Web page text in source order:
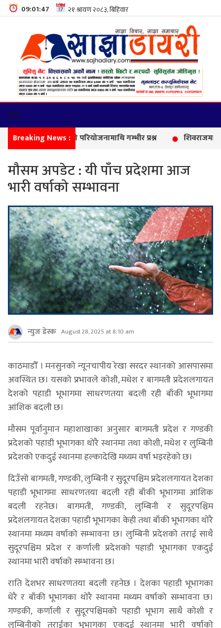
09:01:48
Breaking News :
मौसम अपडेट : यी पाँच प्रदेशमा आज
भारी वर्षाको सम्भावना
न्युज डेस्क August 28, 2025 at 8:10 am
काठमाडौँ । मनसुनको न्यूनचापीय रेखा सरदर स्थानको आसपासमा
अवस्थित छ। यसको प्रभावले कोशी, मधेश र बागमती प्रदेशलगायत
देशको पहाडी भूभागमा साधरणतया बदली रही बाँकी भूभागमा
आंशिक बदली छ।
मौसम पूर्वानुमान महाशाखाका अनुसार बागमती प्रदेश र गण्डकी
प्रदेशको पहाडी भूभागका थोरै स्थानमा तथा कोशी, मधेश र लुम्बिनी
प्रदेशको एकदुई स्थानमा हल्कादेखि मध्यम वर्षा भइरहेको छ।
दिउँसो बागमती, गण्डकी, लुम्बिनी र सुदूरपश्चिम प्रदेशलगायत देशका
पहाडी भूभागमा साधरणतया बदली रही बाँकी भूभागमा आंशिक
बदली रहनेछ। बागमती, गण्डकी, लुम्बिनी र सुदूरपश्चिम
प्रदेशलगायत देशका पहाडी भूभागका केही तथा बाँकी भूभागका थोरै
स्थानमा मध्यम वर्षाको सम्भावना छ। लुम्बिनी प्रदेशको तराई साथै
सुदूरपश्चिम प्रदेश र कर्णाली प्रदेशको पहाडी भूभागका एकदुई
स्थानमा भारी वर्षाको सम्भावना छ।
राति देशभर साधरणतया बदली रहनेछ । देशका पहाडी भूभागका
धेरै र बाँकी भूभागका थोरै स्थानमा मध्यम वर्षाको सम्भावना छ।
गण्डकी, कर्णाली र सुदूरपश्चिमको पहाडी भूभाग साथै कोशी र
लुम्बिनीको तराईका भूभागका एकदुई स्थानमा भारी वर्षाको